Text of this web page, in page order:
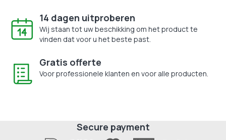
14 dagen uitproberen
Wij staan tot uw beschikking om het product te
vinden dat voor u het beste past.
Gratis offerte
Voor professionele klanten en voor alle producten.
Secure payment